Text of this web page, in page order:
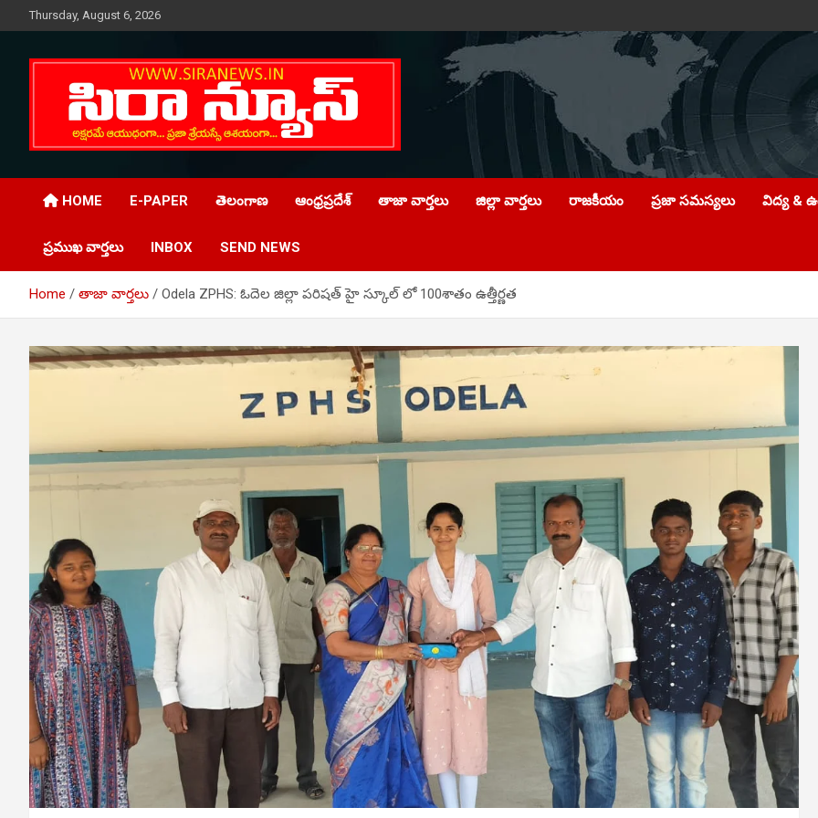
to
Thursday, August 6, 2026
SIRA NEWS
HOME E-PAPER తెలంగాణ ఆంధ్రప్రదేశ్ తాజా వార్తలు జిల్లా వార్తలు రాజకీయం ప్రజా సమస్యలు విద్య &
ప్రముఖ వార్తలు INBOX SEND NEWS
Home తాజా వార్తలు Odela ZPHS: ఓదెల జిల్లా పరిషత్ హై స్కూల్ లో 100శాతం ఉత్తీర్ణత